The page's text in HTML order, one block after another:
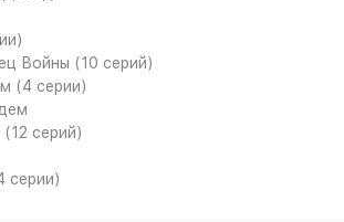
Войны (10 серий)
(4 серии)
серий)
серии)